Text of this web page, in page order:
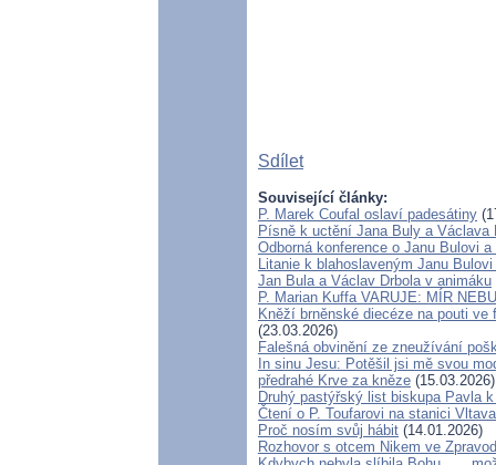
Sdílet
Související články:
P. Marek Coufal oslaví padesátiny
Písně k uctění Jana Buly a Václava
Odborná konference o Janu Bulovi
Litanie k blahoslaveným Janu
Jan Bula a Václav Drbola v animáku
P. Marian Kuffa VARUJE: MÍR
Kněží brněnské diecéze na pouti
(23.03.2026)
Falešná obvinění ze zneužívání
In sinu Jesu: Potěšil jsi mě svou
předrahé Krve za kněze (15.03.2026)
Druhý pastýřský list biskupa Pavla
Čtení o P. Toufarovi na stanici Vltava
Proč nosím svůj hábit (14.01.2026)
Rozhovor s otcem Nikem ve